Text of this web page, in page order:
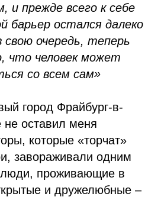
и прежде всего к себе
барьер остался далеко
свою очередь, теперь
что человек может
со всем сам»
город Фрайбург-в-
не оставил меня
которые «торчат»
завораживали одним
проживающие в
и дружелюбные –